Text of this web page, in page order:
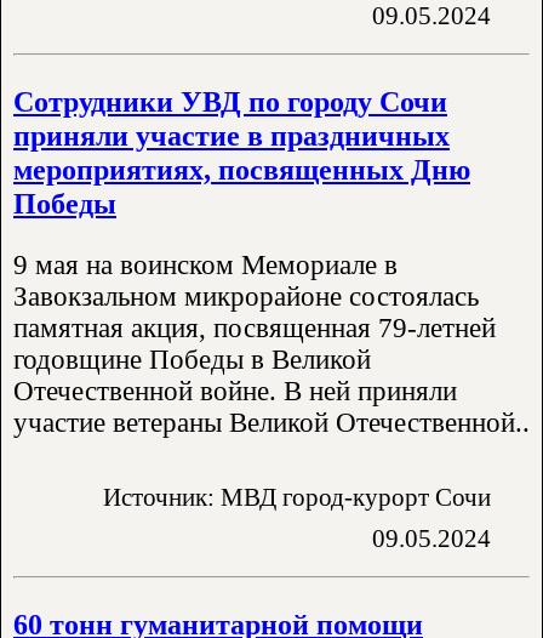
09.05.2024
Сотрудники УВД по городу Сочи
приняли участие в праздничных
мероприятиях, посвященных Дню
Победы
9 мая на воинском Мемориале в
Завокзальном микрорайоне состоялась
памятная акция, посвященная 79-летней
годовщине Победы в Великой
Отечественной войне. В ней приняли
участие ветераны Великой Отечественной..
Источник: МВД город-курорт Сочи
09.05.2024
60 тонн гуманитарной помощи